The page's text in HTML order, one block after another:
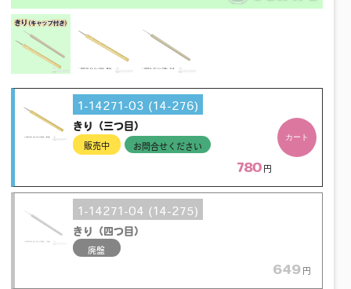
1-14271-03 (14-276)
きり（三つ目）
販売中 お問合せください
780 円
カート
1-14271-04 (14-275)
きり（四つ目）
廃盤
649 円